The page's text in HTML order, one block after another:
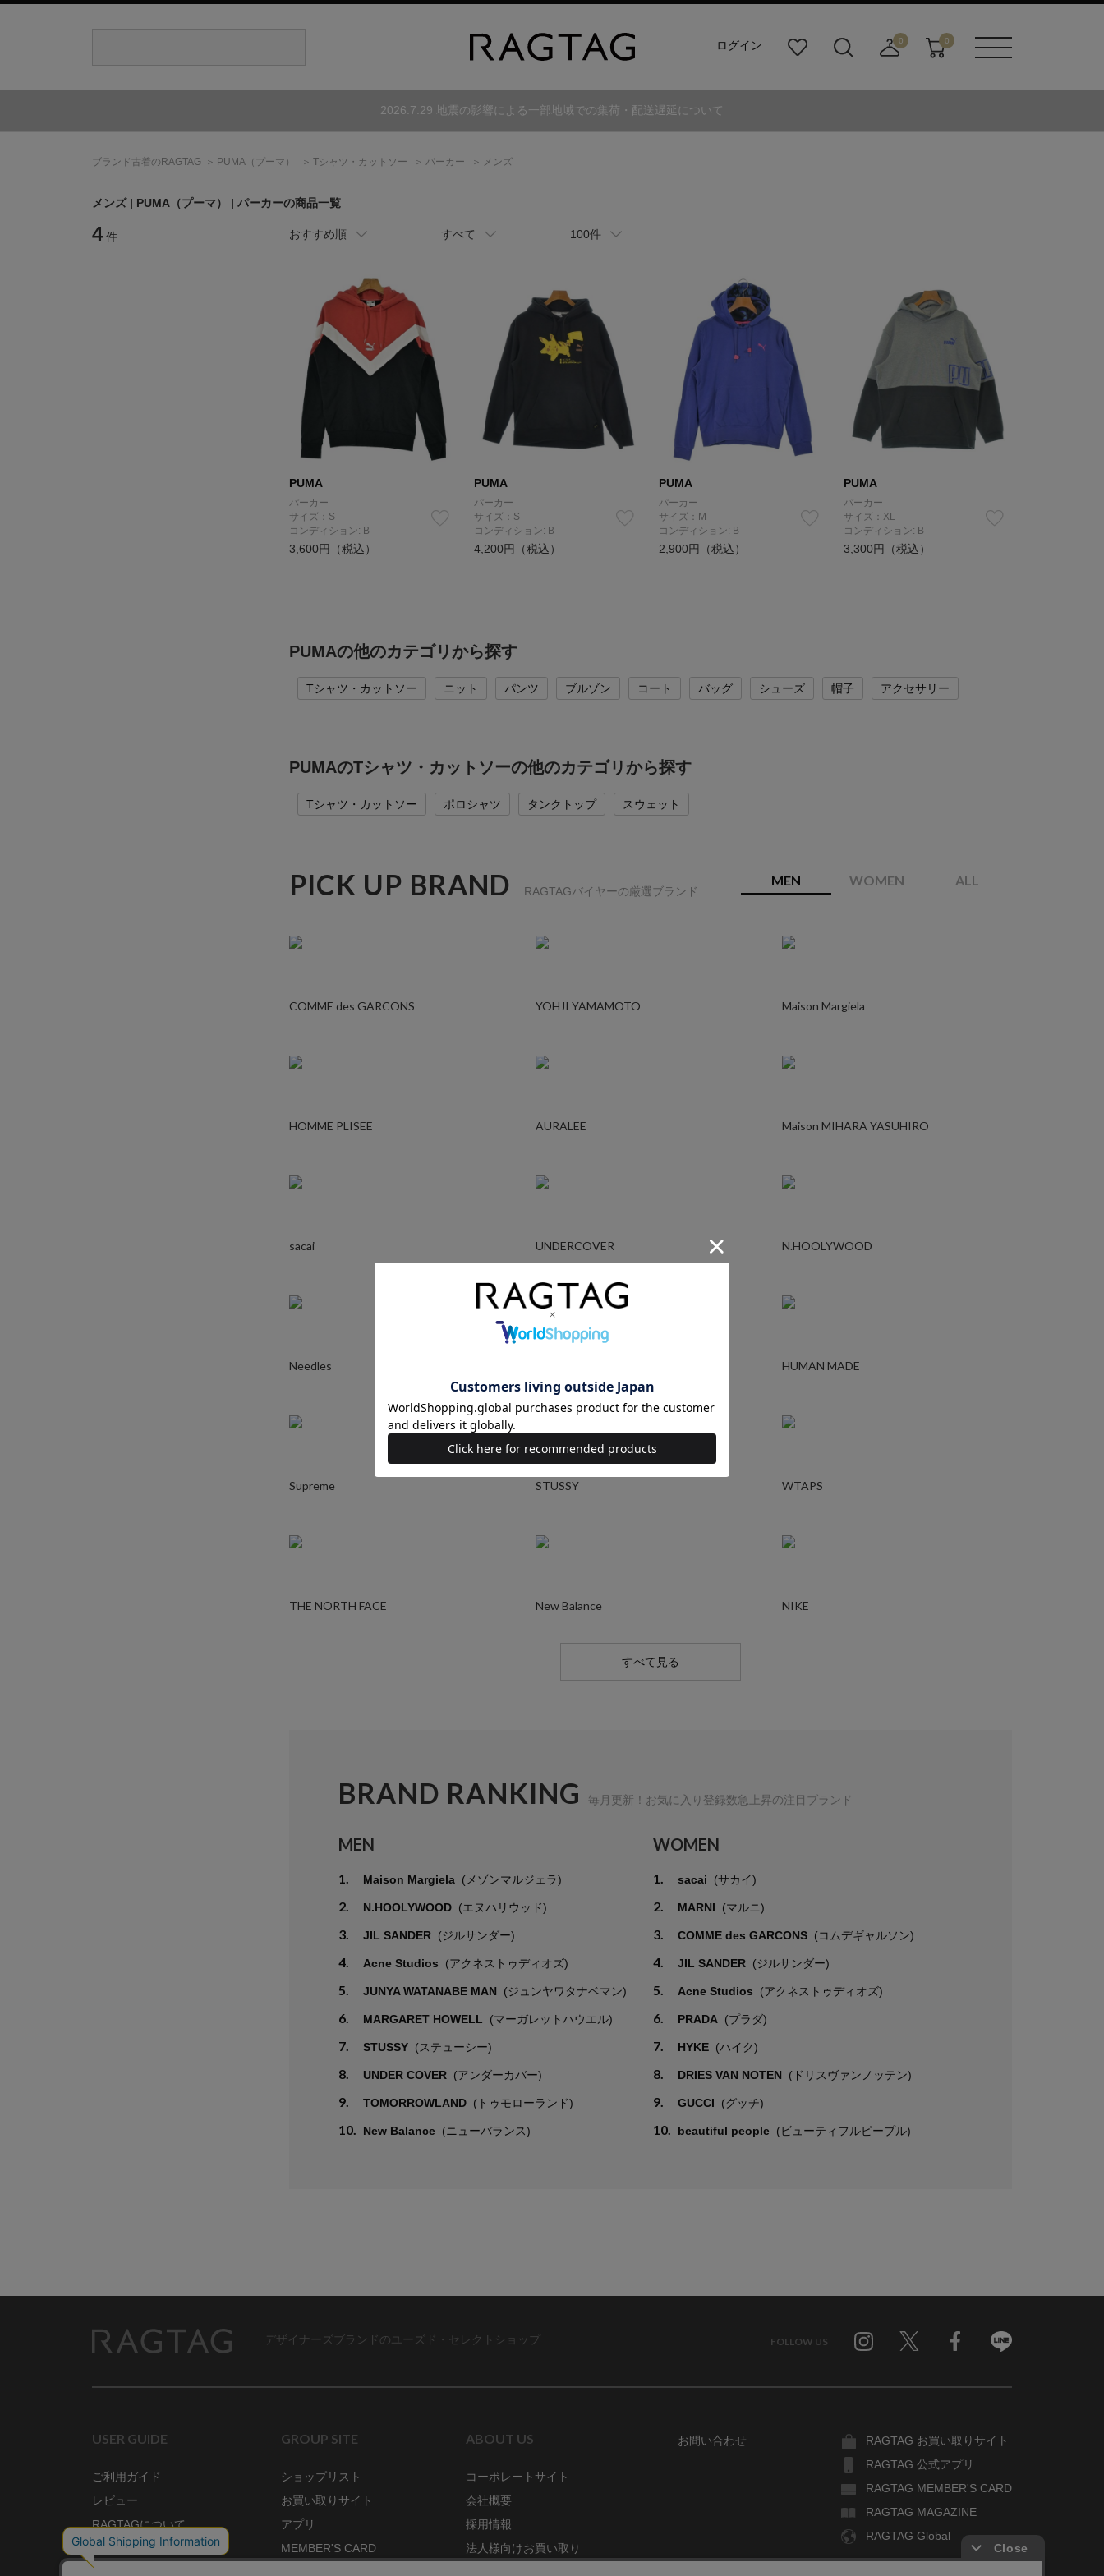
ログイン
り
ダ
0
寄
0
2026.7.29 地震の影響による一部地域での集荷・配送遅延について
ブランド古着のRAGTAG PUMA （プーマ） Tシャツ・カットソー パーカー メンズ
メンズ | PUMA （プーマ） | パーカーの商品一覧
4 件 おすすめ順 すべて 100件
PUMA
パーカー
サイズ：S
コンディション: B
3,600円（税込）
PUMA
パーカー
サイズ：S
コンディション: B
4,200円（税込）
PUMA
パーカー
サイズ：M
コンディション: B
2,900円（税込）
PUMA
パーカー
サイズ：XL
コンディション: B
3,300円（税込）
PUMAの他のカテゴリから探す
Tシャツ・カットソー ニット パンツ ブルゾン コート バッグ シューズ 帽子 アクセサリー
PUMAのTシャツ・カットソーの他のカテゴリから探す
Tシャツ・カットソー ポロシャツ タンクトップ スウェット
PICK UP BRAND RAGTAGバイヤーの厳選ブランド
MEN WOMEN ALL
COMME des GARCONS YOHJI YAMAMOTO Maison Margiela
HOMME PLISEE AURALEE Maison MIHARA YASUHIRO
sacai UNDERCOVER N.HOOLYWOOD
Needles Ralph Lauren HUMAN MADE
Supreme STUSSY WTAPS
THE NORTH FACE New Balance NIKE
すべて見る
BRAND RANKING 毎月更新！お気に入り登録数急上昇の注目ブランド
MEN
1. Maison Margiela (メゾンマルジェラ)
2. N.HOOLYWOOD (エヌハリウッド)
3. JIL SANDER (ジルサンダー)
4. Acne Studios (アクネストゥディオズ)
5. JUNYA WATANABE MAN (ジュンヤワタナベマン)
6. MARGARET HOWELL (マーガレットハウエル)
7. STUSSY (ステューシー)
8. UNDER COVER (アンダーカバー)
9. TOMORROWLAND (トゥモローランド)
10. New Balance (ニューバランス)
WOMEN
1. sacai (サカイ)
2. MARNI (マルニ)
3. COMME des GARCONS (コムデギャルソン)
4. JIL SANDER (ジルサンダー)
5. Acne Studios (アクネストゥディオズ)
6. PRADA (プラダ)
7. HYKE (ハイク)
8. DRIES VAN NOTEN (ドリスヴァンノッテン)
9. GUCCI (グッチ)
10. beautiful people (ビューティフルピープル)
デザイナーズブランドのユーズド・セレクトショップ FOLLOW US
USER GUIDE
ご利用ガイド
レビュー
RAGTAGについて
ご利用規約
プライバシーポリシー
GROUP SITE
ショップリスト
お買い取りサイト
アプリ
MEMBER'S CARD
ABOUT US
コーポレートサイト
会社概要
採用情報
法人様向けお買い取り
お問い合わせ
RAGTAG お買い取りサイト
RAGTAG 公式アプリ
RAGTAG MEMBER'S CARD
RAGTAG MAGAZINE
RAGTAG Global